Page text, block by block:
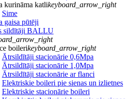
kurināma katlikeyboard_arrow_right
Sime
gaisa pūtēji
sildītāji BALLU
boilerikeyboard_arrow_right
Ātrsildītāji stacionārie 0,6Mpa
Ātrsildītāji stacionārie 1,0Mpa
Ātrsildītāji stacionārie ar flanci
Elektriskie boileri pie sienas un izlietnes
Elektriskie stacionārie boileri